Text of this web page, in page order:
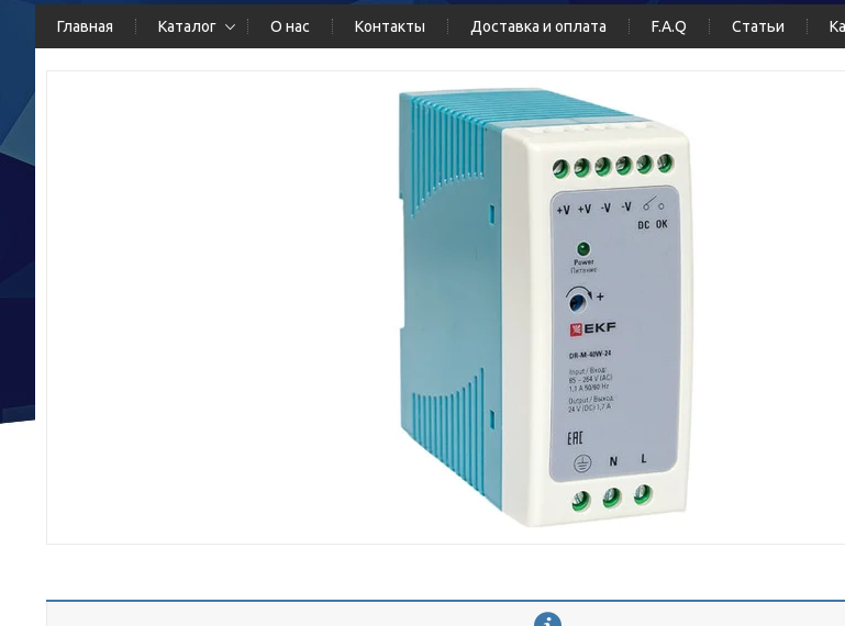
Главная Каталог О нас Контакты Доставка и оплата F.A.Q Статьи